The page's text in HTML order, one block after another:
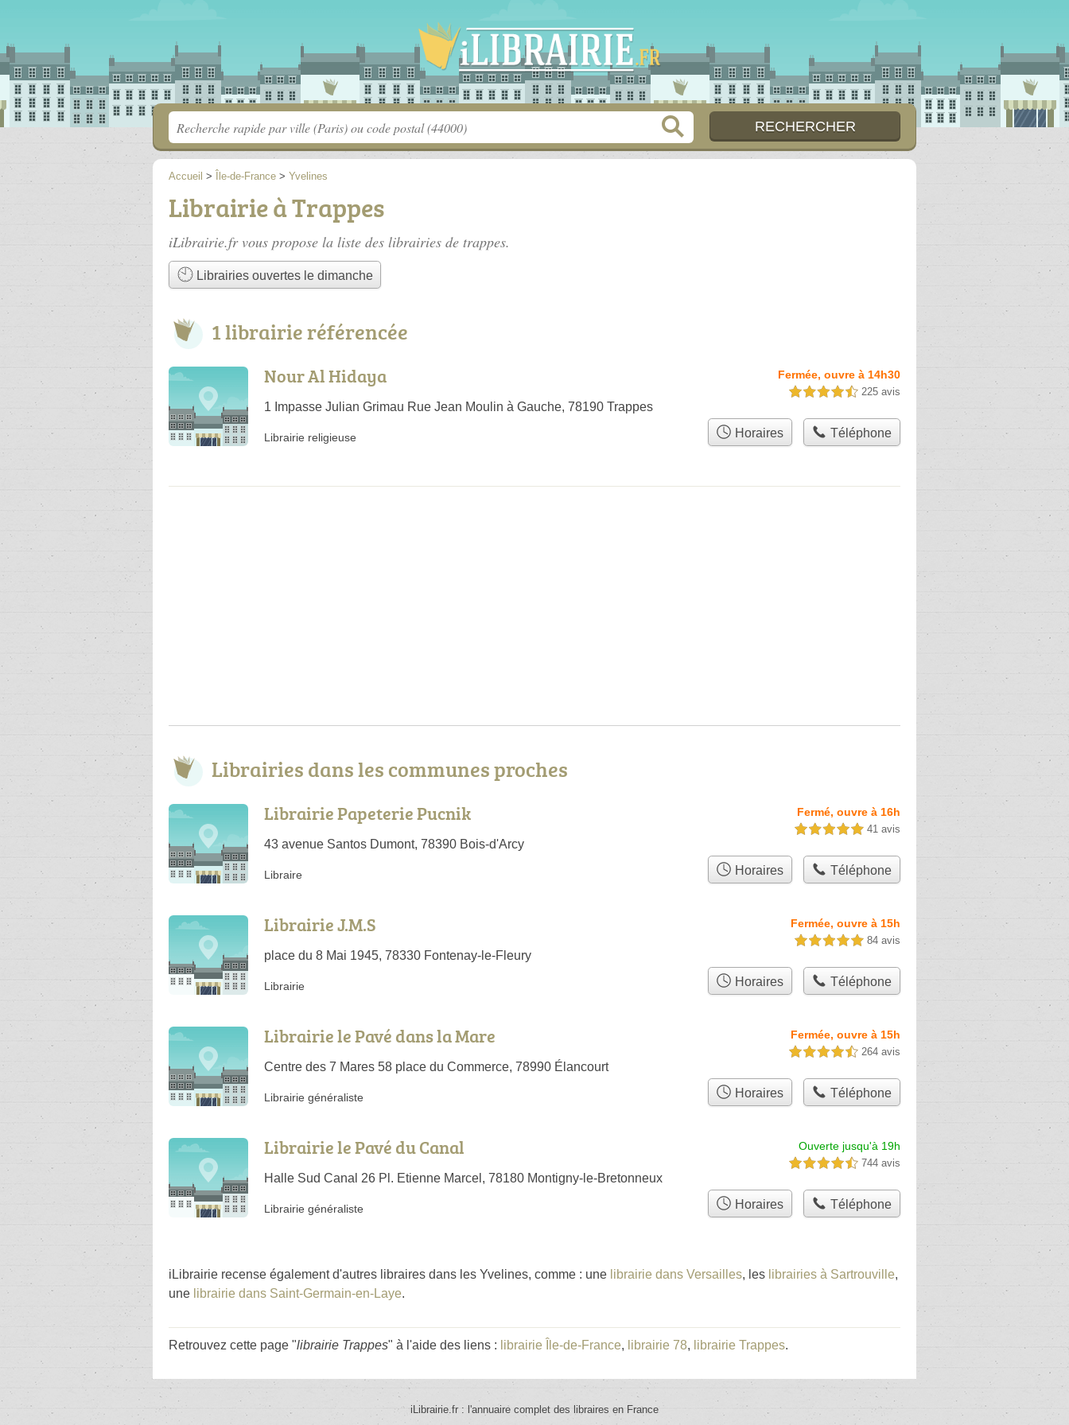
Accueil > Île-de-France > Yvelines
Librairie à Trappes
iLibrairie.fr vous propose la liste des librairies de trappes.
Librairies ouvertes le dimanche
1 librairie référencée
Nour Al Hidaya
1 Impasse Julian Grimau Rue Jean Moulin à Gauche, 78190 Trappes
Fermée, ouvre à 14h30
4,5 étoiles sur 5 225 avis
Librairie religieuse Horaires Téléphone
Librairies dans les communes proches
Librairie Papeterie Pucnik
43 avenue Santos Dumont, 78390 Bois-d'Arcy
Fermé, ouvre à 16h
5,0 étoiles sur 5 41 avis
Libraire Horaires Téléphone
Librairie J.M.S
place du 8 Mai 1945, 78330 Fontenay-le-Fleury
Fermée, ouvre à 15h
5,0 étoiles sur 5 84 avis
Librairie Horaires Téléphone
Librairie le Pavé dans la Mare
Centre des 7 Mares 58 place du Commerce, 78990 Élancourt
Fermée, ouvre à 15h
4,5 étoiles sur 5 264 avis
Librairie généraliste Horaires Téléphone
Librairie le Pavé du Canal
Halle Sud Canal 26 Pl. Etienne Marcel, 78180 Montigny-le-Bretonneux
Ouverte jusqu'à 19h
4,5 étoiles sur 5 744 avis
Librairie généraliste Horaires Téléphone
iLibrairie recense également d'autres libraires dans les Yvelines, comme : une librairie dans Versailles, les librairies à Sartrouville,
une librairie dans Saint-Germain-en-Laye.
Retrouvez cette page "librairie Trappes" à l'aide des liens : librairie Île-de-France, librairie 78, librairie Trappes.
iLibrairie.fr : l'annuaire complet des libraires en France